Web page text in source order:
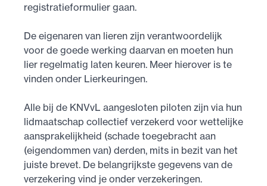
registratieformulier gaan.
De eigenaren van lieren zijn verantwoordelijk
voor de goede werking daarvan en moeten hun
lier regelmatig laten keuren. Meer hierover is te
vinden onder Lierkeuringen.
Alle bij de KNVvL aangesloten piloten zijn via hun
lidmaatschap collectief verzekerd voor wettelijke
aansprakelijkheid (schade toegebracht aan
(eigendommen van) derden, mits in bezit van het
juiste brevet. De belangrijkste gegevens van de
verzekering vind je onder verzekeringen.